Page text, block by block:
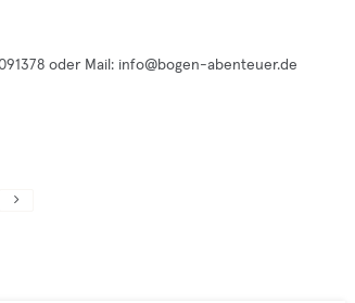
oder Mail: info@bogen-abenteuer.de